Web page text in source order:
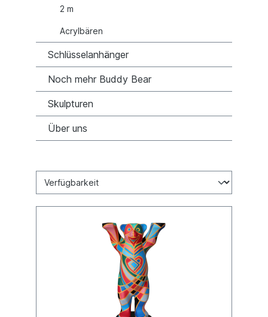
2 m
Acrylbären
Schlüsselanhänger
Noch mehr Buddy Bear
Skulpturen
Über uns